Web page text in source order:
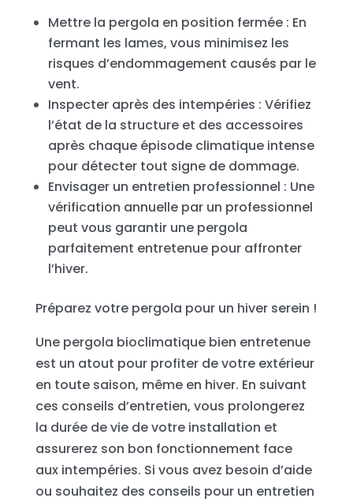
Mettre la pergola en position fermée : En
fermant les lames, vous minimisez les
risques d’endommagement causés par le
vent.
Inspecter après des intempéries : Vérifiez
l’état de la structure et des accessoires
après chaque épisode climatique intense
pour détecter tout signe de dommage.
Envisager un entretien professionnel : Une
vérification annuelle par un professionnel
peut vous garantir une pergola
parfaitement entretenue pour affronter
l’hiver.
Préparez votre pergola pour un hiver serein !
Une pergola bioclimatique bien entretenue
est un atout pour profiter de votre extérieur
en toute saison, même en hiver. En suivant
ces conseils d’entretien, vous prolongerez
la durée de vie de votre installation et
assurerez son bon fonctionnement face
aux intempéries. Si vous avez besoin d’aide
ou souhaitez des conseils pour un entretien